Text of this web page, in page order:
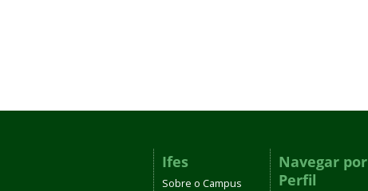
Ifes
Sobre o Campus
Navegar por
Perfil